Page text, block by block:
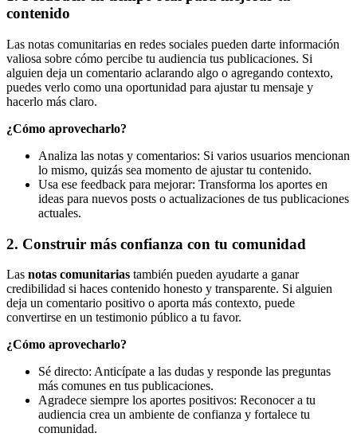
contenido
Las notas comunitarias en redes sociales pueden darte información
valiosa sobre cómo percibe tu audiencia tus publicaciones. Si
alguien deja un comentario aclarando algo o agregando contexto,
puedes verlo como una oportunidad para ajustar tu mensaje y
hacerlo más claro.
¿Cómo aprovecharlo?
Analiza las notas y comentarios: Si varios usuarios mencionan
lo mismo, quizás sea momento de ajustar tu contenido.
Usa ese feedback para mejorar: Transforma los aportes en
ideas para nuevos posts o actualizaciones de tus publicaciones
actuales.
2. Construir más confianza con tu comunidad
Las notas comunitarias también pueden ayudarte a ganar
credibilidad si haces contenido honesto y transparente. Si alguien
deja un comentario positivo o aporta más contexto, puede
convertirse en un testimonio público a tu favor.
¿Cómo aprovecharlo?
Sé directo: Anticípate a las dudas y responde las preguntas
más comunes en tus publicaciones.
Agradece siempre los aportes positivos: Reconocer a tu
audiencia crea un ambiente de confianza y fortalece tu
comunidad.